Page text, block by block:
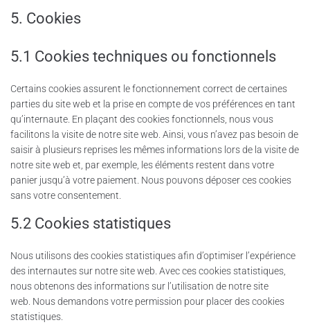
5. Cookies
5.1 Cookies techniques ou fonctionnels
Certains cookies assurent le fonctionnement correct de certaines
parties du site web et la prise en compte de vos préférences en tant
qu’internaute. En plaçant des cookies fonctionnels, nous vous
facilitons la visite de notre site web. Ainsi, vous n’avez pas besoin de
saisir à plusieurs reprises les mêmes informations lors de la visite de
notre site web et, par exemple, les éléments restent dans votre
panier jusqu’à votre paiement. Nous pouvons déposer ces cookies
sans votre consentement.
5.2 Cookies statistiques
Nous utilisons des cookies statistiques afin d’optimiser l’expérience
des internautes sur notre site web. Avec ces cookies statistiques,
nous obtenons des informations sur l’utilisation de notre site
web. Nous demandons votre permission pour placer des cookies
statistiques.